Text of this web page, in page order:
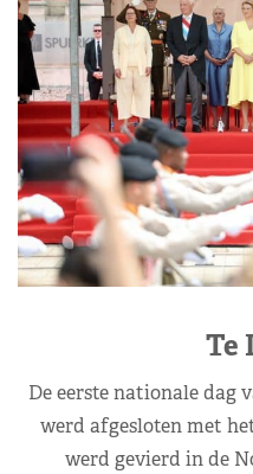
Te
De eerste nationale dag
werd afgesloten met
werd gevierd in de